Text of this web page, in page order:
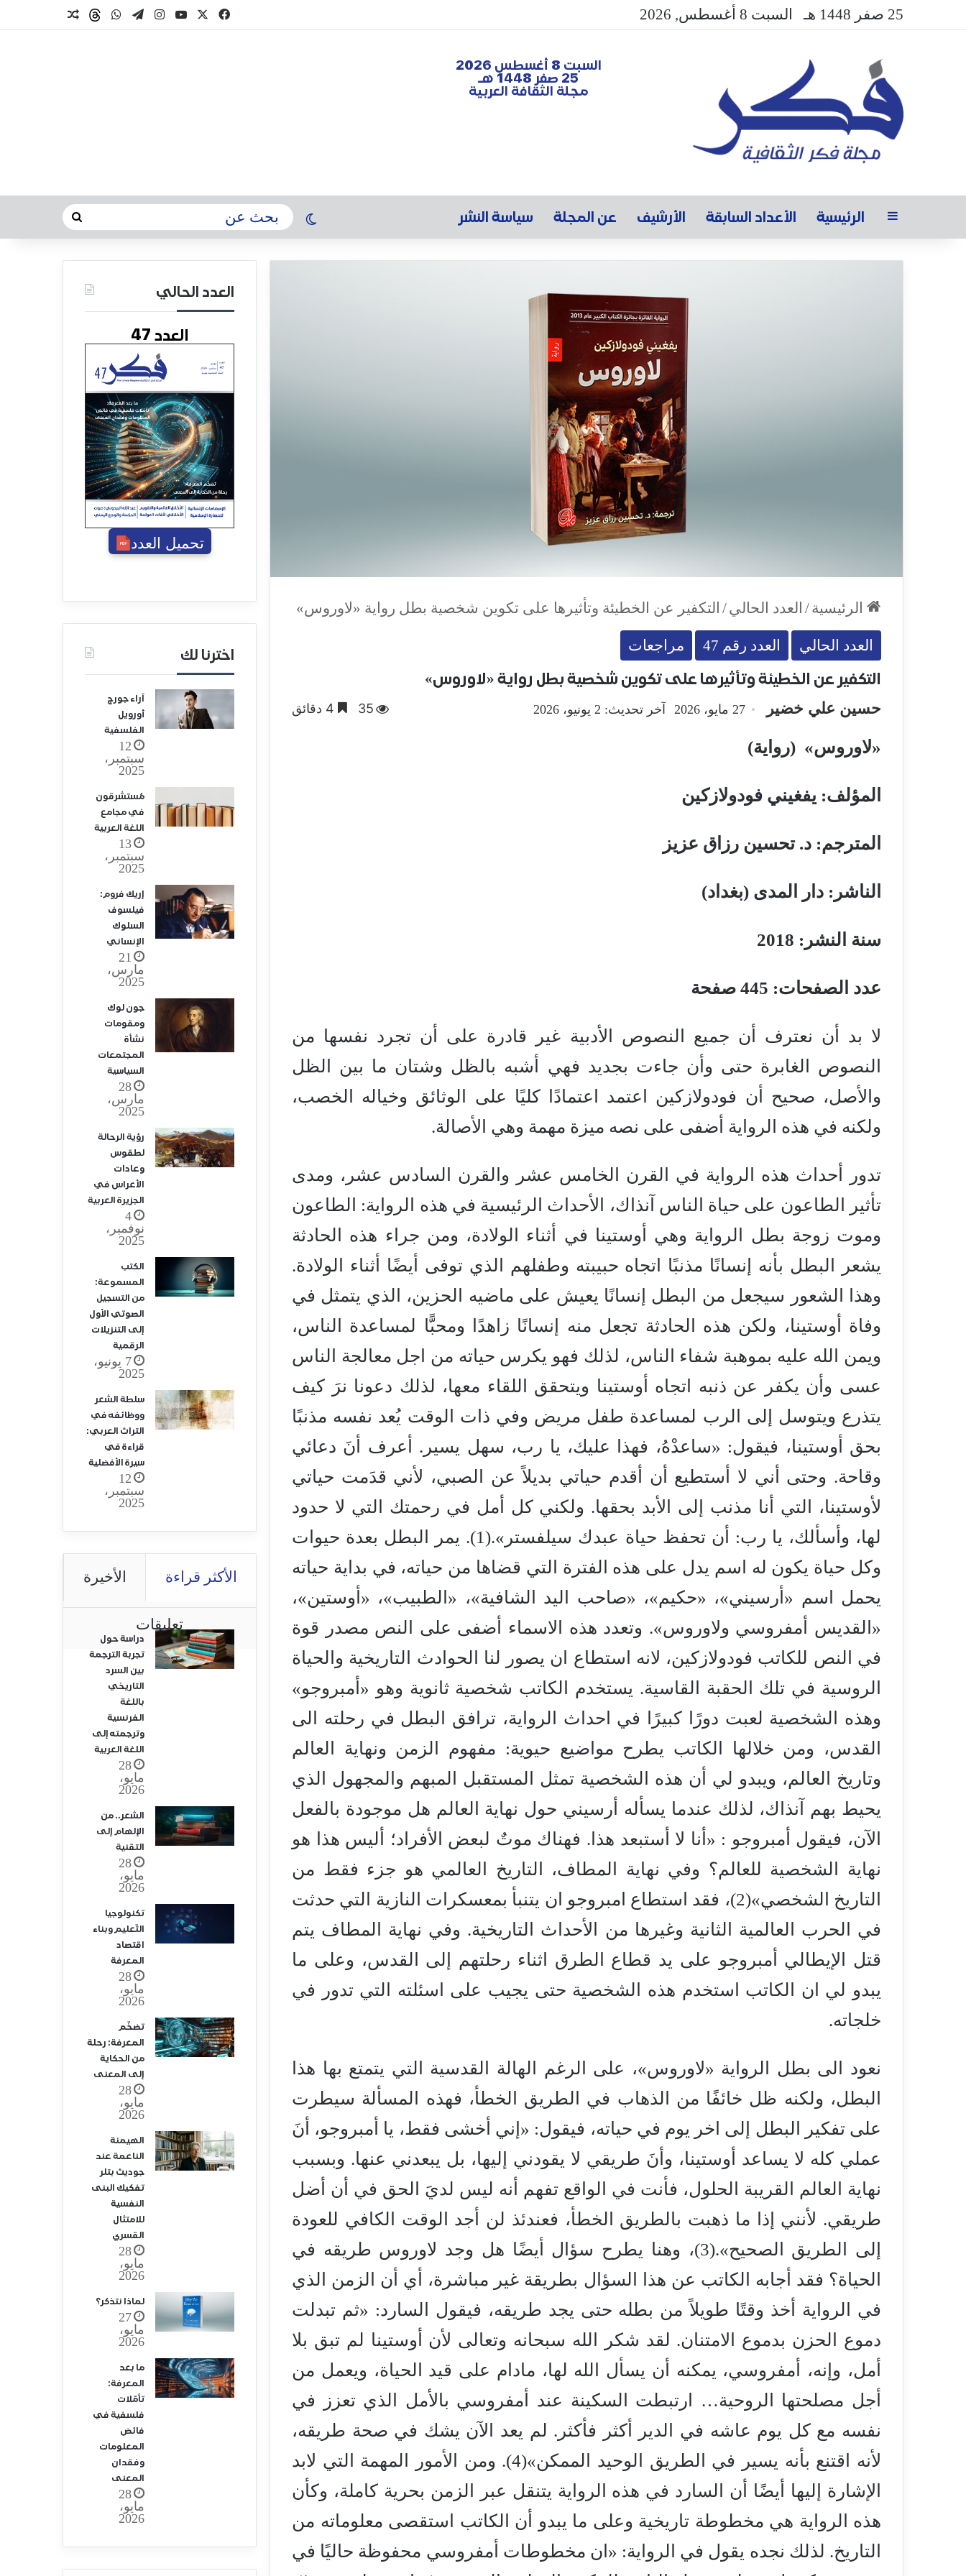
25 صفر 1448 هـ السبت 8 أغسطس, 2026
السبت 8 أغسطس 2026
25 صفر 1448 هـ
مجلة الثقافة العربية
الرئيسية الأعداد السابقة الأرشيف عن المجلة سياسة النشر
الرئيسية/ العدد الحالي/ التكفير عن الخطيئة وتأثيرها على تكوين شخصية بطل رواية «لاوروس»
العدد الحالي العدد رقم 47 مراجعات
التكفير عن الخطيئة وتأثيرها على تكوين شخصية بطل رواية «لاوروس»
حسين علي خضير 27 مايو، 2026 آخر تحديث: 2 يونيو، 2026 35
«لاوروس» (رواية)
المؤلف: يفغيني فودولازكين
المترجم: د. تحسين رزاق عزيز
الناشر: دار المدى (بغداد)
سنة النشر: 2018
عدد الصفحات: 445 صفحة
لا بد أن نعترف أن جميع النصوص الأدبية غير قادرة على أن تجرد نفسها من
النصوص الغابرة حتى وأن جاءت بجديد فهي أشبه بالظل وشتان ما بين الظل
والأصل، صحيح أن فودولازكين اعتمد اعتمادًا كليًا على الوثائق وخياله الخصب،
ولكنه في هذه الرواية أضفى على نصه ميزة مهمة وهي الأصالة.
تدور أحداث هذه الرواية في القرن الخامس عشر والقرن السادس عشر، ومدى
تأثير الطاعون على حياة الناس آنذاك، الأحداث الرئيسية في هذه الرواية: الطاعون
وموت زوجة بطل الرواية وهي أوستينا في أثناء الولادة، ومن جراء هذه الحادثة
يشعر البطل بأنه إنسانًا مذنبًا اتجاه حبيبته وطفلهم الذي توفى أيضًا أثناء الولادة.
وهذا الشعور سيجعل من البطل إنسانًا يعيش على ماضيه الحزين، الذي يتمثل في
وفاة أوستينا، ولكن هذه الحادثة تجعل منه إنسانًا زاهدًا ومحبًّا لمساعدة الناس،
ويمن الله عليه بموهبة شفاء الناس، لذلك فهو يكرس حياته من اجل معالجة الناس
عسى وأن يكفر عن ذنبه اتجاه أوستينا ويتحقق اللقاء معها، لذلك دعونا نرَ كيف
يتذرع ويتوسل إلى الرب لمساعدة طفل مريض وفي ذات الوقت يُعد نفسه مذنبًا
بحق أوستينا، فيقول: «ساعدْهُ، فهذا عليك، يا رب، سهل يسير. أعرف أنَ دعائي
وقاحة. وحتى أني لا أستطيع أن أقدم حياتي بديلاً عن الصبي، لأني قدَمت حياتي
لأوستينا، التي أنا مذنب إلى الأبد بحقها. ولكني كل أمل في رحمتك التي لا حدود
لها، وأسألك، يا رب: أن تحفظ حياة عبدك سيلفستر».(1). يمر البطل بعدة حيوات
وكل حياة يكون له اسم يدل على هذه الفترة التي قضاها من حياته، في بداية حياته
يحمل اسم «أرسيني»، «حكيم»، «صاحب اليد الشافية»، «الطبيب»، «أوستين»،
«القديس أمفروسي ولاوروس». وتعدد هذه الاسماء أضفى على النص مصدر قوة
في النص للكاتب فودولازكين، لانه استطاع ان يصور لنا الحوادث التاريخية والحياة
الروسية في تلك الحقبة القاسية. يستخدم الكاتب شخصية ثانوية وهو «أمبروجو»
وهذه الشخصية لعبت دورًا كبيرًا في احداث الرواية، ترافق البطل في رحلته الى
القدس، ومن خلالها الكاتب يطرح مواضيع حيوية: مفهوم الزمن ونهاية العالم
وتاريخ العالم، ويبدو لي أن هذه الشخصية تمثل المستقبل المبهم والمجهول الذي
يحيط بهم آنذاك، لذلك عندما يسأله أرسيني حول نهاية العالم هل موجودة بالفعل
الآن، فيقول أمبروجو : «أنا لا أستبعد هذا. فهناك موتٌ لبعض الأفراد؛ أليس هذا هو
نهاية الشخصية للعالم؟ وفي نهاية المطاف، التاريخ العالمي هو جزء فقط من
التاريخ الشخصي»(2)، فقد استطاع امبروجو ان يتنبأ بمعسكرات النازية التي حدثت
في الحرب العالمية الثانية وغيرها من الأحداث التاريخية. وفي نهاية المطاف يتم
قتل الإيطالي أمبروجو على يد قطاع الطرق اثناء رحلتهم إلى القدس، وعلى ما
يبدو لي ان الكاتب استخدم هذه الشخصية حتى يجيب على اسئلته التي تدور في
خلجاته.
نعود الى بطل الرواية «لاوروس»، على الرغم الهالة القدسية التي يتمتع بها هذا
البطل، ولكنه ظل خائفًا من الذهاب في الطريق الخطأ، فهذه المسألة سيطرت
على تفكير البطل إلى اخر يوم في حياته، فيقول: «إني أخشى فقط، يا أمبروجو، أنَ
عملي كله لا يساعد أوستينا، وأنَ طريقي لا يقودني إليها، بل يبعدني عنها. وبسبب
نهاية العالم القريبة الحلول، فأنت في الواقع تفهم أنه ليس لديَ الحق في أن أضل
طريقي. لأنني إذا ما ذهبت بالطريق الخطأ، فعندئذ لن أجد الوقت الكافي للعودة
إلى الطريق الصحيح».(3)، وهنا يطرح سؤال أيضًا هل وجد لاوروس طريقه في
الحياة؟ فقد أجابه الكاتب عن هذا السؤال بطريقة غير مباشرة، أي أن الزمن الذي
في الرواية أخذ وقتًا طويلاً من بطله حتى يجد طريقه، فيقول السارد: «ثم تبدلت
دموع الحزن بدموع الامتنان. لقد شكر الله سبحانه وتعالى لأن أوستينا لم تبق بلا
أمل، وإنه، أمفروسي، يمكنه أن يسأل الله لها، مادام على قيد الحياة، ويعمل من
أجل مصلحتها الروحية… ارتبطت السكينة عند أمفروسي بالأمل الذي تعزز في
نفسه مع كل يوم عاشه في الدير أكثر فأكثر. لم يعد الآن يشك في صحة طريقه،
لأنه اقتنع بأنه يسير في الطريق الوحيد الممكن»(4). ومن الأمور المهمة التي لابد
الإشارة إليها أيضًا أن السارد في هذه الرواية يتنقل عبر الزمن بحرية كاملة، وكأن
هذه الرواية هي مخطوطة تاريخية وعلى ما يبدو أن الكاتب استقصى معلوماته من
التاريخ. لذلك نجده يقول في الرواية: «ان مخطوطات أمفروسي محفوظة حاليًا في
العدد الحالي
العدد 47
تحميل العدد
اخترنا لك
آراء جورج
أورويل
الفلسفية
12
سبتمبر،
2025
مُستشرقون
في مجامع
اللغة العربية
13
سبتمبر،
2025
إريك فروم:
فيلسوف
السلوك
الإنساني
21
مارس،
2025
جون لوك
ومقومات
نشأة
المجتمعات
السياسية
28
مارس،
2025
رؤية الرحالة
لطقوس
وعادات
الأعراس في
الجزيرة العربية
4
نوفمبر،
2025
الكتب
المسموعة:
من التسجيل
الصوتي الأول
إلى التنزيلات
الرقمية
7 يونيو،
2025
سلطة الشعر
ووظائفه في
التراث العربي:
قراءة في
سيرة الأفضلية
12
سبتمبر،
2025
الأكثر قراءة الأخيرة
تعليقات
دراسة حول
تجربة الترجمة
بين السرد
التاريخي
باللغة
الفرنسية
وترجمته إلى
اللغة العربية
28
مايو،
2026
الشعر.. من
الإلهام إلى
التقنية
28
مايو،
2026
تكنولوجيا
التّعليم وبناء
اقتصاد
المعرفة
28
مايو،
2026
تضخّم
المعرفة: رحلة
من الحكاية
إلى المعنى
28
مايو،
2026
الهيمنة
الناعمة عند
جوديث بتلر
تفكيك البنى
النفسية
للامتثال
القسري
28
مايو،
2026
لماذا نتذكر؟
27
مايو،
2026
ما بعد
المعرفة:
تأمّلات
فلسفية في
فائض
المعلومات
وفقدان
المعنى
28
مايو،
2026